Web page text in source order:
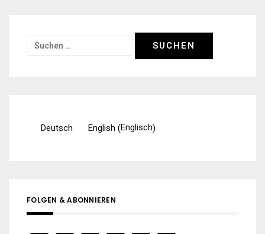
Suchen
Deutsch English (Englisch)
FOLGEN & ABONNIEREN